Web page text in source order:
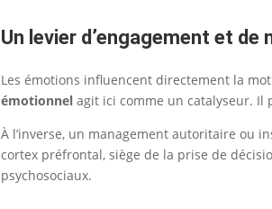
Un levier d’engagement et de
Les émotions influencent directement la
émotionnel agit ici comme un catalyseur. Il
À l’inverse, un management autoritaire ou
cortex préfrontal, siège de la prise de
psychosociaux.